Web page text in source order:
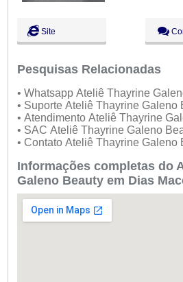
Site
Pesquisas Relacionadas
• Whatsapp Ateliê Thayrine
• Suporte Ateliê Thayrine Galeno
• Atendimento Ateliê Thayrine
• SAC Ateliê Thayrine Galeno
• Contato Ateliê Thayrine Galeno
Informações completas do
Galeno Beauty em Dias